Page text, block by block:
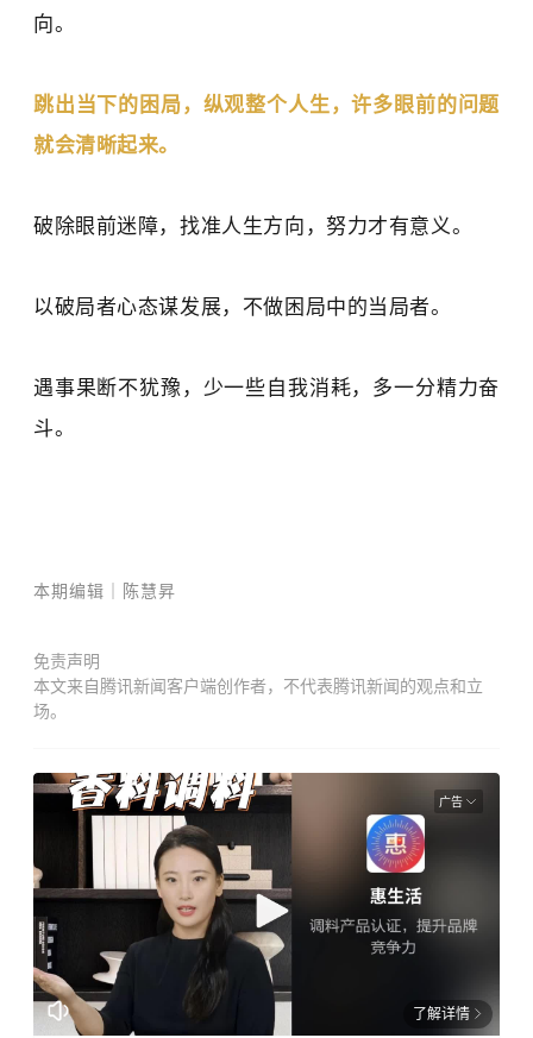
向。
跳出当下的困局，纵观整个人生，许多 眼前的问题
就会清晰起来。
破除眼前迷障，找准人生方向，努力才有意义。
以破局者心态谋发展，不做困局中的当局者。
遇事果断不犹豫，少一些自我消耗，多一分精力奋
斗。
本期编辑｜陈慧昇
免责声明
本文来自腾讯新闻客户端创作者，不代表腾讯新闻的观点和立
场。
广告
了解详情